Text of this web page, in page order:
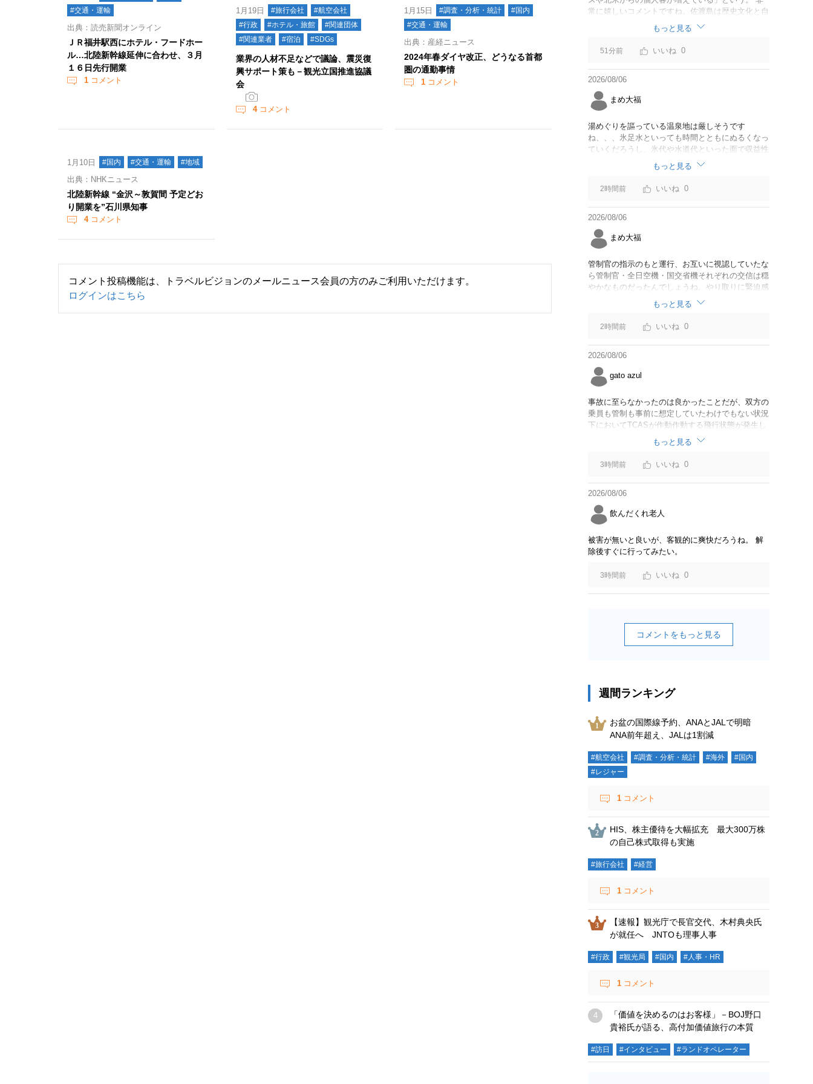
#交通・運輸
出典：読売新聞オンライン
ＪＲ福井駅西にホテル・フードホー
ル…北陸新幹線延伸に合わせ、３月
１６日先行開業
1 コメント
1月19日 #旅行会社
#航空会社
#行政
#ホテル・旅館
#関連団体
#関連業者
#宿泊 #SDGs
業界の人材不足などで議論、震災復
興サポート策も－観光立国推進協議
会
4コメント
1月15日 #調査・分析・統計
#国内
#交通・運輸
出典：産経ニュース
2024年春ダイヤ改正、どうなる首都
圏の通勤事情
1 コメント
1月10日 #国内 #交通・運輸 #地域
出典：NHKニュース
北陸新幹線 “金沢～敦賀間 予定どお
り開業を”石川県知事
4コメント
コメント投稿機能は、トラベルビジョンのメールニュース会員の方のみご利用いただけます。
ログインはこちら
常に嬉しいコメントですね。佐渡島は歴史文化と自
然が相まっての土地となっているので、個人的には
環境意識の低い人は来ないでほしいです。「金がと
れるんじゃないか」と勝手に穴掘ったりしそうな国
の人は来ないでほしいですね。
もっと見る
51分前 0
2026/08/06
まめ大福
湯めぐりを謳っている温泉地は厳しそうです
ね、、、氷足水といっても時間とともにぬるくなっ
ていくだろうし、氷代や水道代といった面で収益性
に課題を感じるが、非常に興味深い試みです
もっと見る
2時間前 0
2026/08/06
まめ大福
管制官の指示のもと運行、お互いに視認していたな
ら管制官・全日空機・国交省機それぞれの交信は穏
やかなものだったんでしょうね。やり取りに緊迫感
がなかったのならば今回の判断は正しいと思いま
もっと見る
2時間前 0
2026/08/06
gato azul
事故に至らなかったのは良かったことだが、双方の
乗員も管制も事前に想定していたわけでもない状況
下においてTCASが作動作動する飛行状態が発生し
たことは事実。CABは身内可愛やでこのままうやむ
やにするつもりだろうか？
もっと見る
3時間前 0
2026/08/06
飲んだくれ老人
被害が無いと良いが、客観的に爽快だろうね。 解
除後すぐに行ってみたい。
3時間前 0
コメントをもっと見る
週間ランキング
お盆の国際線予約、ANAとJALで明暗
ANA前年超え、JALは1割減
#航空会社 #調査・分析・統計 #海外
#国内
#レジャー
1 コメント
HIS、株主優待を大幅拡充 最大300万株
の自己株式取得も実施
#旅行会社 #経営
1 コメント
【速報】観光庁で長官交代、木村典央氏
が就任へ JNTOも理事人事
#行政 #観光局 #国内 #人事・HR
1 コメント
「価値を決めるのはお客様」－BOJ野口
貴裕氏が語る、高付加価値旅行の本質
#訪日 #インタビュー #ランドオペレーター